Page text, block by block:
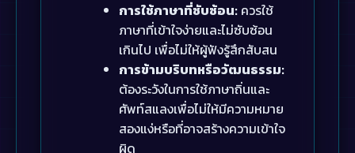
การใช้ภาษาที่ซับซ้อน: ควรใช้
ภาษาที่เข้าใจง่ายและไม่ซับซ้อน
เกินไป เพื่อไม่ให้ผู้ฟังรู้สึกสับสน
การข้ามบริบทหรือวัฒนธรรม:
ต้องระวังในการใช้ภาษาถิ่นและ
ศัพท์สแลงเพื่อไม่ให้มีความหมาย
สองแง่หรือที่อาจสร้างความเข้าใจ
ผิด